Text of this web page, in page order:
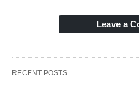
Leave a
RECENT POSTS